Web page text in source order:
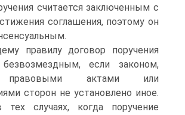
считается заключенным с
соглашения, поэтому он
правилу договор поручения
безвозмездным, если законом,
актами или
сторон не установлено иное.
случаях, когда поручение